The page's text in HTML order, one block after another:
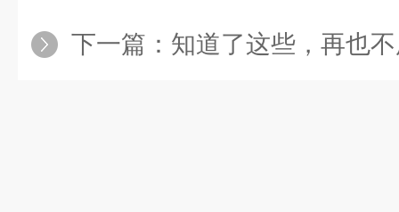
下一篇： 知道了这些，再也不用担